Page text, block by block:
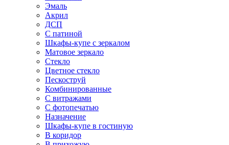
Эмаль
Акрил
ДСП
С патиной
Шкафы-купе с зеркалом
Матовое зеркало
Стекло
Цветное стекло
Пескоструй
Комбинированные
С витражами
С фотопечатью
Назначение
Шкафы-купе в гостиную
В коридор